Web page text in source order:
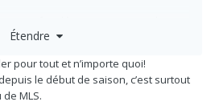
envers MLS qui etait un des
dernière.
Étendre
pour tout et n’importe quoi!
le début de saison, c’est surtout
MLS.